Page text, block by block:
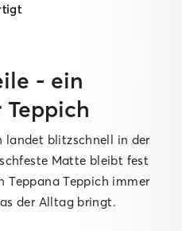
- ein
landet blitzschnell in der
Matte bleibt fest
Teppana Teppich immer
der Alltag bringt.